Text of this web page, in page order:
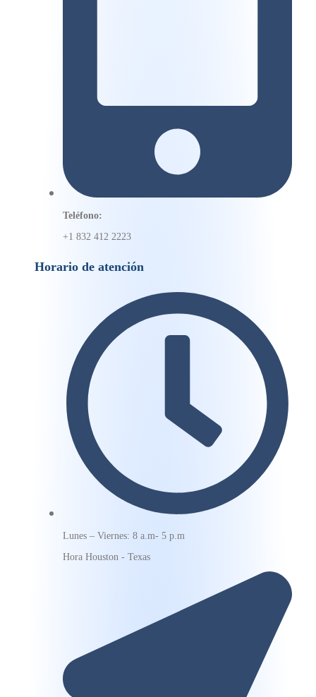
Teléfono:
+1 832 412 2223
Horario de atención
Lunes – Viernes: 8 a.m- 5 p.m
Hora Houston - Texas